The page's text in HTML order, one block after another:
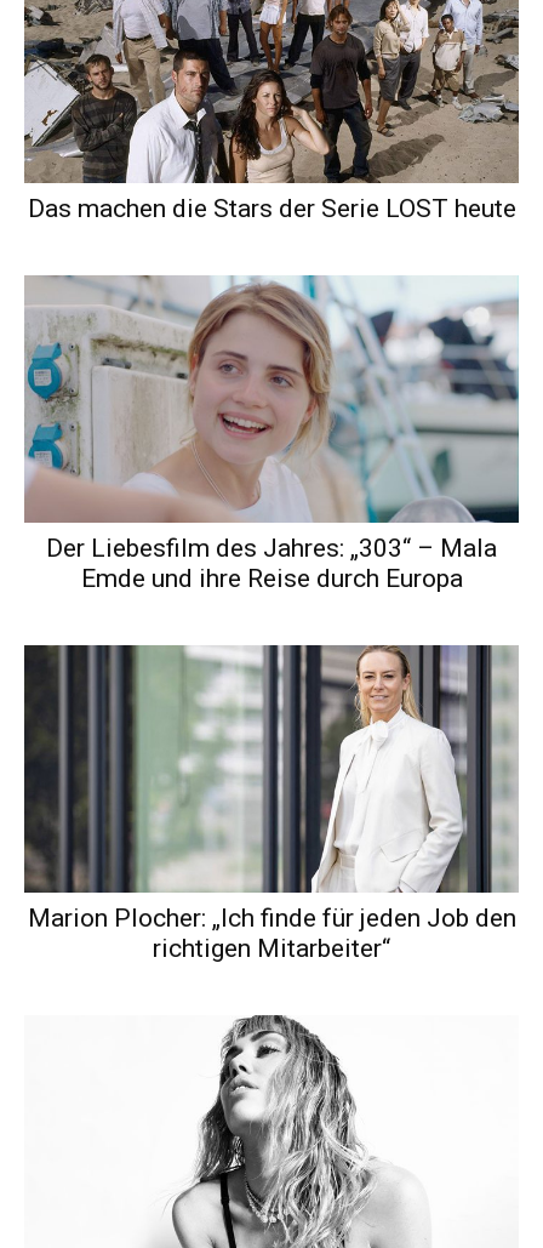
Das machen die Stars der Serie LOST heute
Der Liebesfilm des Jahres: „303“ – Mala
Emde und ihre Reise durch Europa
Marion Plocher: „Ich finde für jeden Job den
richtigen Mitarbeiter“